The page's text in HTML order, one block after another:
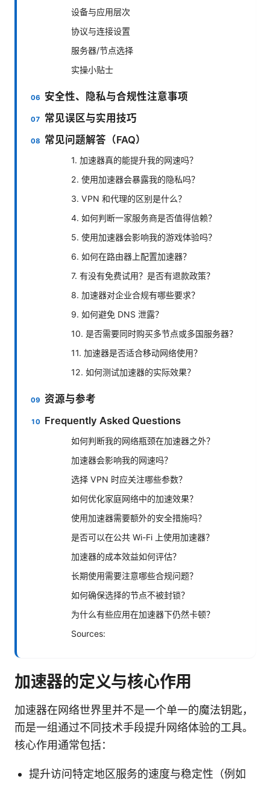
设备与应用层次
协议与连接设置
服务器/节点选择
实操小贴士
安全性、隐私与合规性注意事项
常见误区与实用技巧
常见问题解答（FAQ）
1. 加速器真的能提升我的网速吗？
2. 使用加速器会暴露我的隐私吗？
3. VPN 和代理的区别是什么？
4. 如何判断一家服务商是否值得信赖？
5. 使用加速器会影响我的游戏体验吗？
6. 如何在路由器上配置加速器？
7. 有没有免费试用？是否有退款政策？
8. 加速器对企业合规有哪些要求？
9. 如何避免 DNS 泄露？
10. 是否需要同时购买多节点或多国服务器？
11. 加速器是否适合移动网络使用？
12. 如何测试加速器的实际效果？
资源与参考
Frequently Asked Questions
如何判断我的网络瓶颈在加速器之外？
加速器会影响我的网速吗？
选择 VPN 时应关注哪些参数？
如何优化家庭网络中的加速效果？
使用加速器需要额外的安全措施吗？
是否可以在公共 Wi-Fi 上使用加速器？
加速器的成本效益如何评估？
长期使用需要注意哪些合规问题？
如何确保选择的节点不被封锁？
为什么有些应用在加速器下仍然卡顿？
Sources:
加速器的定义与核心作用
加速器在网络世界里并不是一个单一的魔法钥匙，
而是一组通过不同技术手段提升网络体验的工具。
核心作用通常包括：
提升访问特定地区服务的速度与稳定性（例如